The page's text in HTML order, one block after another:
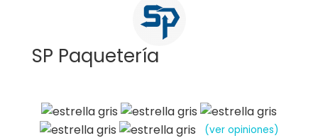
SP Paquetería
(ver opiniones)